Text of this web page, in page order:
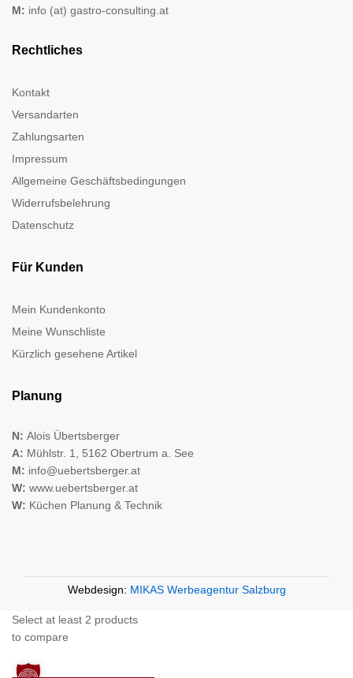
M: info (at) gastro-consulting.at
Rechtliches
Kontakt
Versandarten
Zahlungsarten
Impressum
Allgemeine Geschäftsbedingungen
Widerrufsbelehrung
Datenschutz
Für Kunden
Mein Kundenkonto
Meine Wunschliste
Kürzlich gesehene Artikel
Planung
N: Alois Übertsberger
A: Mühlstr. 1, 5162 Obertrum a. See
M: info@uebertsberger.at
W: www.uebertsberger.at
W: Küchen Planung & Technik
Webdesign: MIKAS Werbeagentur Salzburg
Select at least 2 products
to compare